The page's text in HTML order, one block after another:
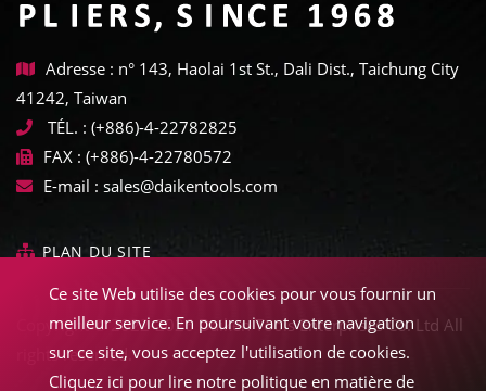
Adresse : n° 143, Haolai 1st St., Dali Dist., Taichung City
41242, Taiwan
TÉL. : (+886)-4-22782825
FAX : (+886)-4-22780572
E-mail : sales@daikentools.com
PLAN DU SITE
Copyright © 2022-2026 Daiken Tools Enterprises Co. Ltd All
rights reserved.
Ce site Web utilise des cookies pour vous fournir un
meilleur service. En poursuivant votre navigation
sur ce site, vous acceptez l'utilisation de cookies.
Cliquez ici pour lire notre politique en matière de